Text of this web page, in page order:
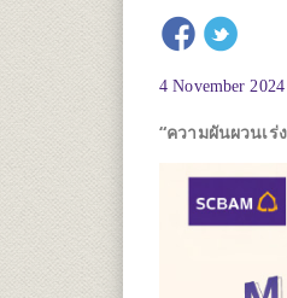
4 November 2024
“ความผันผวนเร่